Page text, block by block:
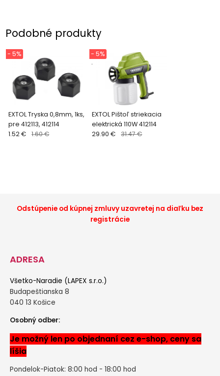
Podobné produkty
EXTOL Tryska 0,8mm, 1ks,
pre 412113, 412114
- 5%
1.52 € 1.60 €
EXTOL Pištoľ striekacia
elektrická 110W 412114
.
- 5%
29.90 € 31.47 €
Odstúpenie od kúpnej zmluvy uzavretej na diaľku bez
registrácie
ADRESA
Všetko-Naradie (LAPEX s.r.o.)
Budapeštianska 8
040 13 Košice
Osobný odber:
Je možný len po objednaní cez e-shop, ceny sa
líšia
Pondelok-Piatok: 8:00 hod - 18:00 hod